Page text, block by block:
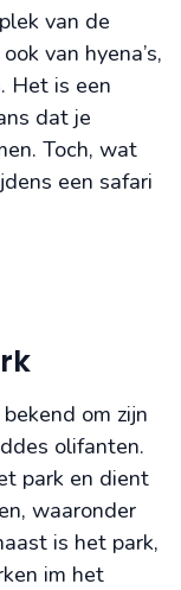
van de
van hyena’s,
Het is een
dat je
Toch, wat
een safari
om zijn
olifanten.
park en dient
waaronder
is het park,
im het